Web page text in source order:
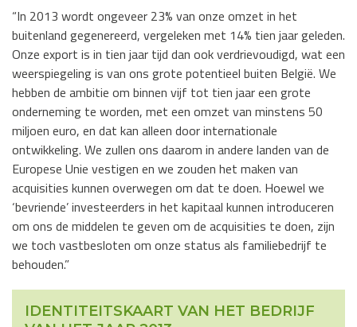
“In 2013 wordt ongeveer 23% van onze omzet in het
buitenland gegenereerd, vergeleken met 14% tien jaar geleden.
Onze export is in tien jaar tijd dan ook verdrievoudigd, wat een
weerspiegeling is van ons grote potentieel buiten België. We
hebben de ambitie om binnen vijf tot tien jaar een grote
onderneming te worden, met een omzet van minstens 50
miljoen euro, en dat kan alleen door internationale
ontwikkeling. We zullen ons daarom in andere landen van de
Europese Unie vestigen en we zouden het maken van
acquisities kunnen overwegen om dat te doen. Hoewel we
‘bevriende’ investeerders in het kapitaal kunnen introduceren
om ons de middelen te geven om de acquisities te doen, zijn
we toch vastbesloten om onze status als familiebedrijf te
behouden.”
IDENTITEITSKAART VAN HET BEDRIJF